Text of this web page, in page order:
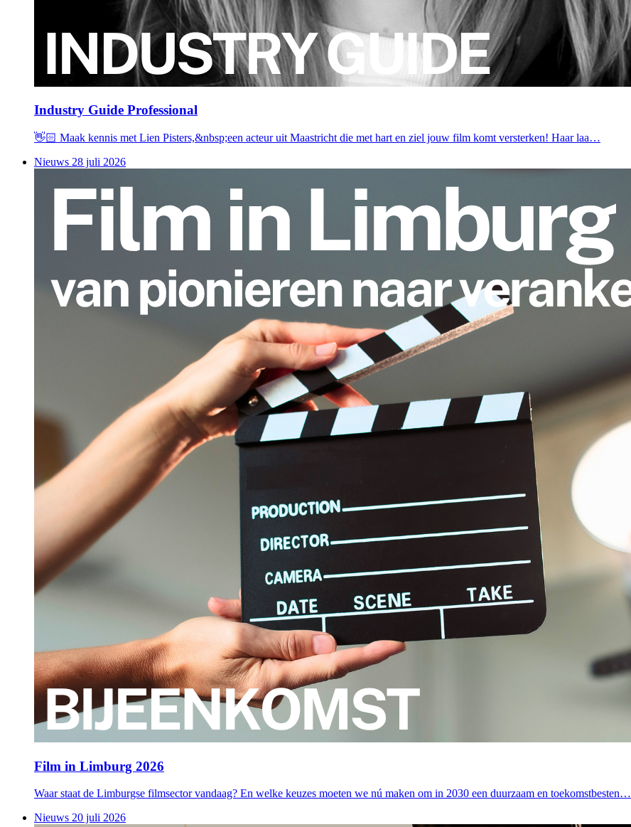
Industry Guide Professional
👋🏻 Maak kennis met Lien Pisters,&nbsp;een acteur uit Maastricht die met hart en ziel jouw film komt versterken! Haar laa…
Nieuws 28 juli 2026
Film in Limburg 2026
Waar staat de Limburgse filmsector vandaag? En welke keuzes moeten we nú maken om in 2030 een duurzaam en toekomstbesten…
Nieuws 20 juli 2026